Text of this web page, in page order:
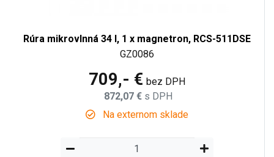
Rúra mikrovlnná 34 l, 1 x magnetron, RCS-511DSE
GZ0086
709,- € bez DPH
872,07 € s DPH
Na externom sklade